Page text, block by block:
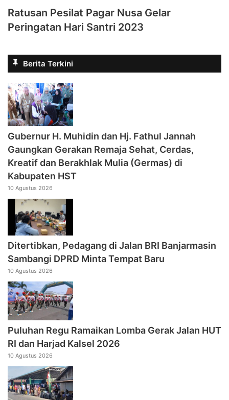
Ratusan Pesilat Pagar Nusa Gelar
Peringatan Hari Santri 2023
Berita Terkini
‎Gubernur H. Muhidin dan Hj. Fathul Jannah
Gaungkan Gerakan Remaja Sehat, Cerdas,
Kreatif dan Berakhlak Mulia (Germas) di
Kabupaten HST
10 Agustus 2026
Ditertibkan, Pedagang di Jalan BRI Banjarmasin
Sambangi DPRD Minta Tempat Baru
10 Agustus 2026
Puluhan Regu Ramaikan Lomba Gerak Jalan HUT
RI dan Harjad Kalsel 2026
10 Agustus 2026